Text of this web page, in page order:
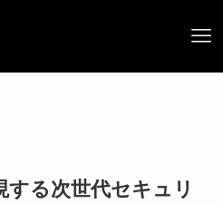
する次世代セキュリ